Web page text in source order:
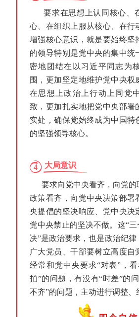
要求在思想上认同核心、
心、在组织上服从核心、在行
增强核心意识，就是要始终坚
的领导特别是党中央的集中统
密地团结在以习近平同志为
围，更加坚定地维护党中央权
在思想上政治上行动上同党
致，更加扎实地把党中央部署
实处，确保党始终成为中国特
的坚强领导核心。
4 大局意识
要求向党中央看齐，向党的
政策看齐，向党中央决策部署
央提倡的坚决响应、党中央决
党中央禁止的坚决不做。这“三
决”是政治要求，也是政治纪
广大党员、干部要树立高度自
经常和党中央要求“对表”，
拍”的问题，有没有“时差”的
不齐”的问题，主动进行调整、